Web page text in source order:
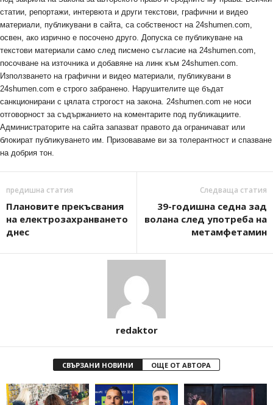
статии, репортажи, интервюта и други текстови, графични и видео
материали, публикувани в сайта, са собственост на 24shumen.com,
освен, ако изрично е посочено друго. Допуска се публикуване на
текстови материали само след писмено съгласие на 24shumen.com,
посочване на източника и добавяне на линк към 24shumen.com.
Използването на графични и видео материали, публикувани в
24shumen.com е строго забранено. Нарушителите ще бъдат
санкционирани с цялата строгост на закона. 24shumen.com не носи
отговорност за съдържанието на коментарите под публикациите.
Администраторите на сайта запазват правото да ограничават или
блокират публикуването им. Призоваваме ви за толерантност и спазване
на добрия тон.
предишна статия
Плановите прекъсвания
на електрозахранването
днес
Следваща статия
39-годишна седна зад
волана след употреба на
метамфетамин
redaktor
СВЪРЗАНИ НОВИНИ ОЩЕ ОТ АВТОРА